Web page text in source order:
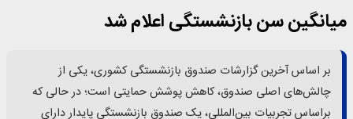
میانگین سن بازنشستگی اعلام شد
بر اساس آخرین گزارشات صندوق بازنشستگی کشوری، یکی از
چالش‌های اصلی صندوق، کاهش پوشش حمایتی است؛ در حالی که
براساس تجربیات بین‌المللی، یک صندوق بازنشستگی پایدار دارای